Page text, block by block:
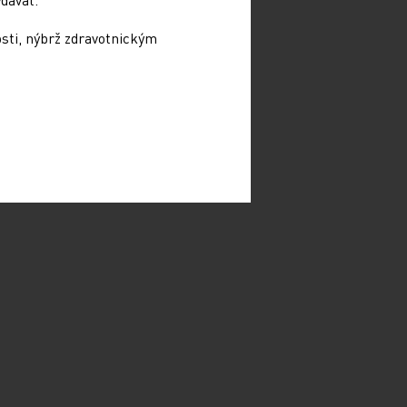
nýbrž zdravotnickým